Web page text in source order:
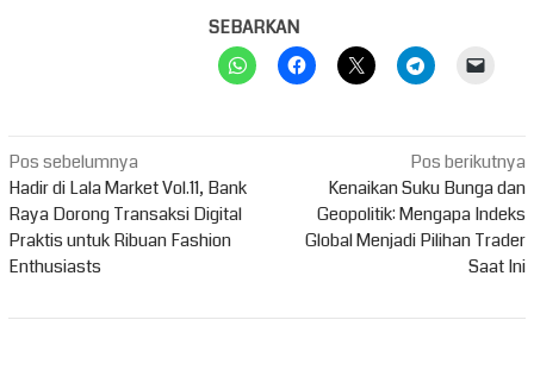
SEBARKAN
Navigasi
pos
Pos sebelumnya
Hadir di Lala Market Vol.11, Bank
Raya Dorong Transaksi Digital
Praktis untuk Ribuan Fashion
Enthusiasts
Pos berikutnya
Kenaikan Suku Bunga dan
Geopolitik: Mengapa Indeks
Global Menjadi Pilihan Trader
Saat Ini